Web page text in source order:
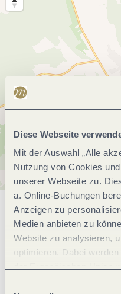
Diese Webseite
Mit der Auswahl „Alle
Nutzung von Cookies
unserer Webseite zu.
a. Online-Buchungen
Anzeigen zu
Medien anbieten zu
Website zu analysieren,
optimieren. Dabei